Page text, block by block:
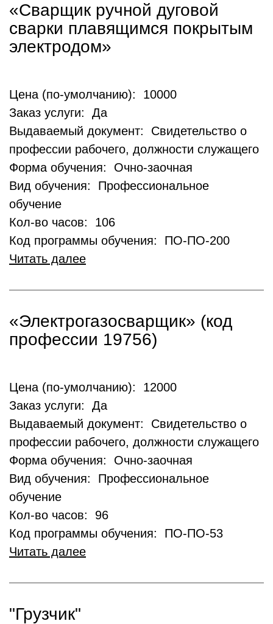
«Сварщик ручной дуговой
сварки плавящимся покрытым
электродом»
Цена (по-умолчанию): 10000
Заказ услуги: Да
Выдаваемый документ: Свидетельство о
профессии рабочего, должности служащего
Форма обучения: Очно-заочная
Вид обучения: Профессиональное
обучение
Кол-во часов: 106
Код программы обучения: ПО-ПО-200
Читать далее
«Электрогазосварщик» (код
профессии 19756)
Цена (по-умолчанию): 12000
Заказ услуги: Да
Выдаваемый документ: Свидетельство о
профессии рабочего, должности служащего
Форма обучения: Очно-заочная
Вид обучения: Профессиональное
обучение
Кол-во часов: 96
Код программы обучения: ПО-ПО-53
Читать далее
"Грузчик"